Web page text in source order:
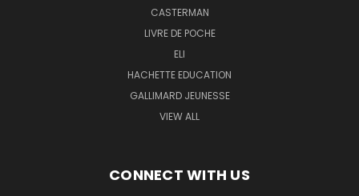
CASTERMAN
LIVRE DE POCHE
ELI
HACHETTE EDUCATION
GALLIMARD JEUNESSE
VIEW ALL
CONNECT WITH US